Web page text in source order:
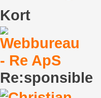
Kort
Re:sponsible